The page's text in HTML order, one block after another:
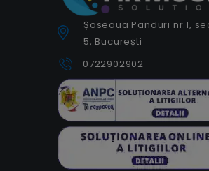
Șoseaua Panduri nr.1,
5, București
0722902902